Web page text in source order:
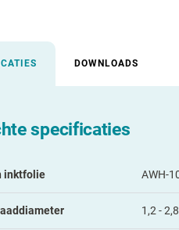
DOWNLOADS
specificaties
inktfolie AWH-
1,2 -